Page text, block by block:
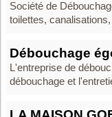
Société de
toilettes,
Débouchage
L'entreprise de
débouchage et